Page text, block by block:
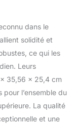
dans le
solidité et
ce qui les
Leurs
35,56 x 25,4 cm
l’ensemble du
La qualité
et une